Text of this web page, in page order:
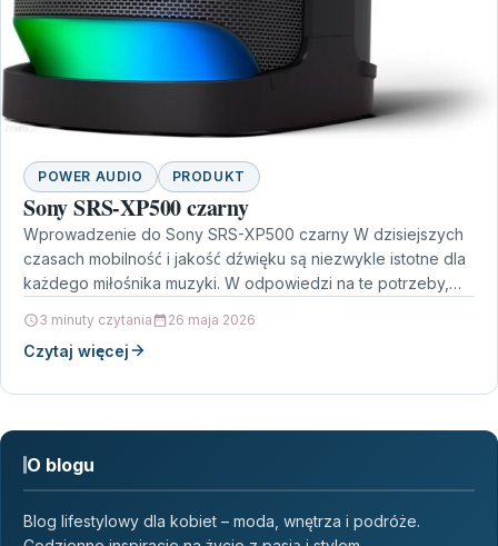
POWER AUDIO PRODUKT
Sony SRS-XP500 czarny
Wprowadzenie do Sony SRS-XP500 czarny W dzisiejszych
czasach mobilność i jakość dźwięku są niezwykle istotne dla
każdego miłośnika muzyki. W odpowiedzi na te potrzeby,…
3 minuty czytania 26 maja 2026
Czytaj więcej
O blogu
Blog lifestylowy dla kobiet – moda, wnętrza i podróże.